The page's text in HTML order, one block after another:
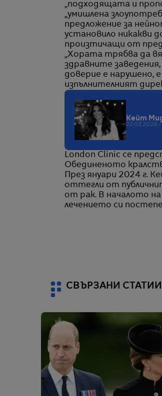
„подходящата и
„умишлена
предложение за
установило никакви
произтичащи от
„Хората трябва да
здравните
доверие е нарушено,
изпълнителният
Кейт
22.03.2024 /
London Clinic се
Обединеното
През януари 2024 г.
оттегли от
от рак. В началото на
лечението си
СВЪРЗАНИ СТАТИИ